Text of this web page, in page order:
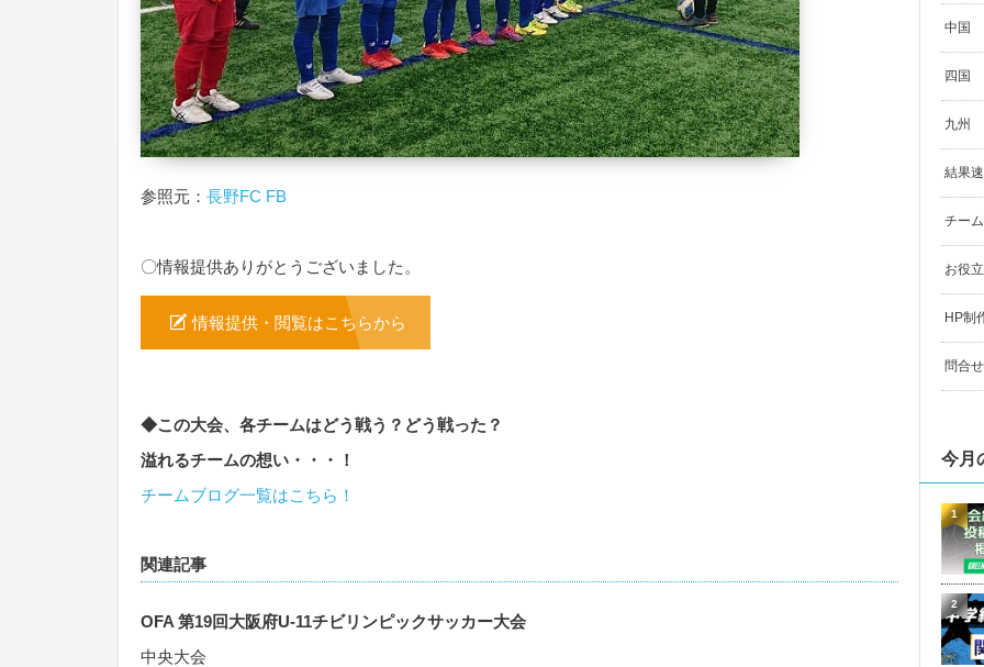
参照元： 長野FC FB
〇情報提供ありがとうございました。
情報提供・閲覧はこちらから
◆この大会、各チームはどう戦う？どう戦った？
溢れるチームの想い・・・！
チームブログ一覧はこちら！
関連記事
OFA 第19回大阪府U-11チビリンピックサッカー大会
中央大会
中国
四国
九州
結果
チー
お役
HP制
問合せ
今月
1
2